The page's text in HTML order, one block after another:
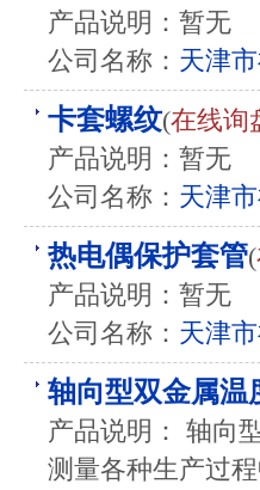
产品说明：暂无
公司名称： 天津
卡套螺纹(在线询
产品说明：暂无
公司名称： 天津
热电偶保护套管(
产品说明：暂无
公司名称： 天津
轴向型双金属温
产品说明： 轴向
测量各种生产过